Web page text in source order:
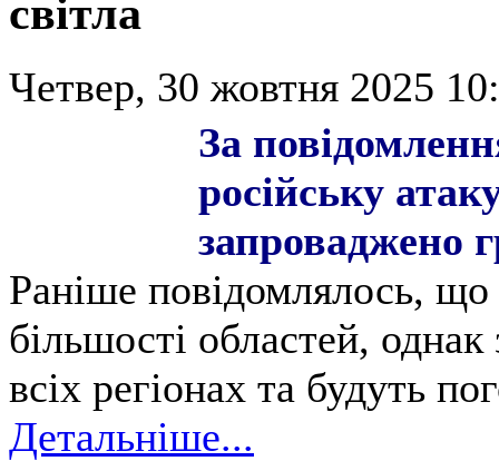
світла
Четвер, 30 жовтня 2025
За
російську
запроваджено
Раніше повідомлялось, що
більшості областей,
всіх регіонах та будуть
Детальніше...